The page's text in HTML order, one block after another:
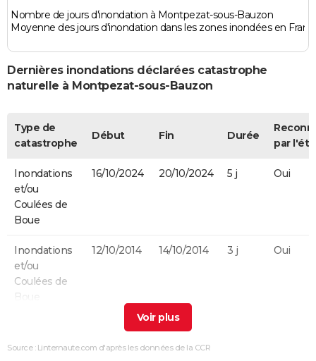
Nombre de jours d'inondation à Montpezat-sous-Bauzon
Moyenne des jours d'inondation dans les zones inondées en
Dernières inondations déclarées catastrophe
naturelle à Montpezat-sous-Bauzon
Type de
catastrophe
Début Fin Durée
par
Inondations
et/ou
Coulées de
Boue
16/10/2024 20/10/2024 5 j Oui
Inondations
et/ou
Coulées de
Boue
12/10/2014 14/10/2014 3 j Oui
et/ou
20/10/2001 20/10/2001
Source : Linternaute.com d'après les données de la CCR